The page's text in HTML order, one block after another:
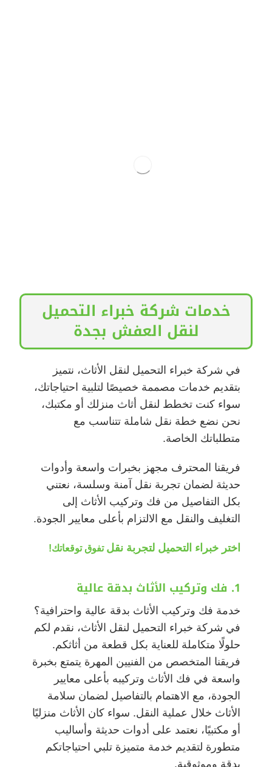
خدمات شركة خبراء التحميل
لنقل العفش بجدة
في شركة خبراء التحميل لنقل الأثاث، نتميز
بتقديم خدمات مصممة خصيصًا لتلبية احتياجاتك،
سواء كنت تخطط لنقل أثاث منزلك أو مكتبك،
نحن نضع خطة نقل شاملة تتناسب مع
متطلباتك الخاصة.
فريقنا المحترف مجهز بخبرات واسعة وأدوات
حديثة لضمان تجربة نقل آمنة وسلسة، نعتني
بكل التفاصيل من فك وتركيب الأثاث إلى
التغليف والنقل مع الالتزام بأعلى معايير الجودة.
اختر خبراء التحميل لتجربة نقل تفوق توقعاتك!
1. فك وتركيب الأثاث بدقة عالية
خدمة فك وتركيب الأثاث بدقة عالية واحترافية؟
في شركة خبراء التحميل لنقل الأثاث، نقدم لكم
حلولًا متكاملة للعناية بكل قطعة من أثاثكم.
فريقنا المتخصص من الفنيين المهرة يتمتع بخبرة
واسعة في فك الأثاث وتركيبه بأعلى معايير
الجودة، مع الاهتمام بالتفاصيل لضمان سلامة
الأثاث خلال عملية النقل. سواء كان الأثاث منزليًا
أو مكتبيًا، نعتمد على أدوات حديثة وأساليب
متطورة لتقديم خدمة متميزة تلبي احتياجاتكم
بدقة وموثوقية.